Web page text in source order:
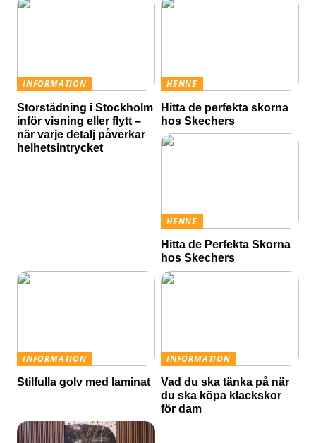
INFORMATION
Storstädning i Stockholm
inför visning eller flytt –
när varje detalj påverkar
helhetsintrycket
HENNE
Hitta de perfekta skorna
hos Skechers
HENNE
Hitta de Perfekta Skorna
hos Skechers
INFORMATION
Stilfulla golv med laminat
INFORMATION
Vad du ska tänka på när
du ska köpa klackskor
för dam